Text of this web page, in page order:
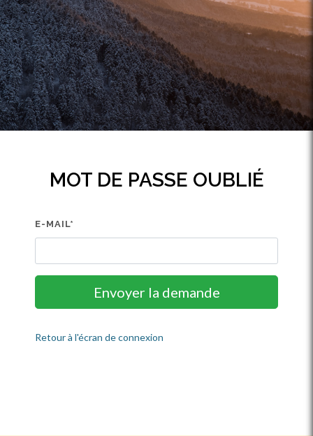
MOT DE PASSE OUBLIÉ
E-MAIL
Retour à l'écran de connexion